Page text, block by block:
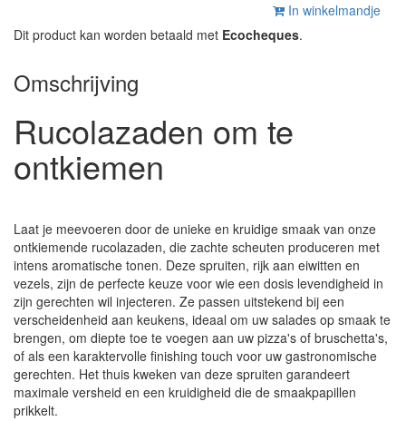
In winkelmandje
Dit product kan worden betaald met Ecocheques.
Omschrijving
Rucolazaden om te
ontkiemen
Laat je meevoeren door de unieke en kruidige smaak van onze
ontkiemende rucolazaden, die zachte scheuten produceren met
intens aromatische tonen. Deze spruiten, rijk aan eiwitten en
vezels, zijn de perfecte keuze voor wie een dosis levendigheid in
zijn gerechten wil injecteren. Ze passen uitstekend bij een
verscheidenheid aan keukens, ideaal om uw salades op smaak te
brengen, om diepte toe te voegen aan uw pizza's of bruschetta's,
of als een karaktervolle finishing touch voor uw gastronomische
gerechten. Het thuis kweken van deze spruiten garandeert
maximale versheid en een kruidigheid die de smaakpapillen
prikkelt.